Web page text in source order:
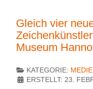
Gleich vier
Museum
KATEGORIE:
ERSTELLT: 23.